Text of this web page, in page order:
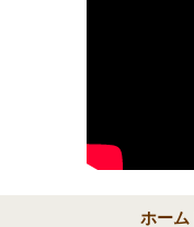
ホーム